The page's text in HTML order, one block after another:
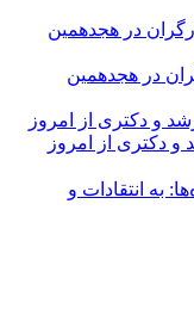
در هجدهمین
و دکتری از امروز
به انتقادات و